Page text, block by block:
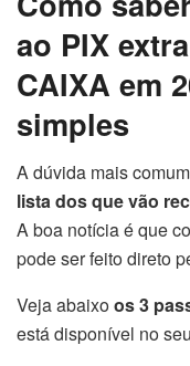
ao PIX
CAIXA em
simples
A dúvida mais
lista dos que vão
A boa notícia é que
pode ser feito direto
Veja abaixoos 3
está disponível no